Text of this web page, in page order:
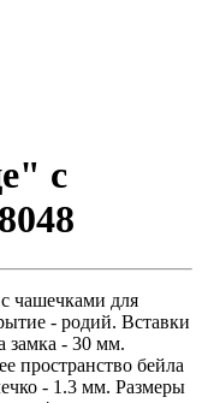
с
чашечками для
- родий. Вставки
замка - 30 мм.
пространство бейла
- 1.3 мм. Размеры